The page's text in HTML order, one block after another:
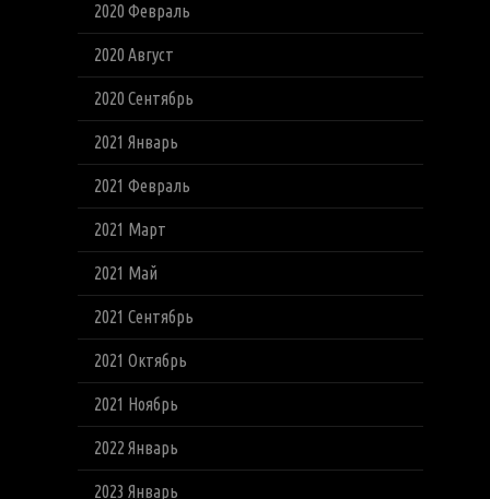
2020 Февраль
2020 Август
2020 Сентябрь
2021 Январь
2021 Февраль
2021 Март
2021 Май
2021 Сентябрь
2021 Октябрь
2021 Ноябрь
2022 Январь
2023 Январь